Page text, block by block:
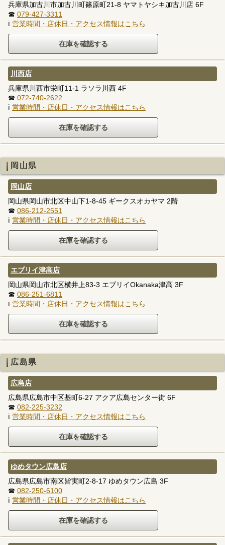
兵庫県加古川市加古川町篠原町21-8 ヤマトヤシキ加古川店 6F
☎ 079-427-3311
ℹ 営業時間・店休日・アクセス情報はこちら
川西店
兵庫県川西市栄町11-1 ラソラ川西 4F
☎ 072-740-2622
ℹ 営業時間・店休日・アクセス情報はこちら
岡山県
岡山店
岡山県岡山市北区中山下1-8-45 ギークスオカヤマ 2階
☎ 086-212-2551
ℹ 営業時間・店休日・アクセス情報はこちら
エブリイ津高店
岡山県岡山市北区横井上83-3 エブリイOkanaka津高 3F
☎ 086-251-6811
ℹ 営業時間・店休日・アクセス情報はこちら
広島県
広島店
広島県広島市中区基町6-27 アクア広島センター街 6F
☎ 082-225-3232
ℹ 営業時間・店休日・アクセス情報はこちら
ゆめタウン広島店
広島県広島市南区皆実町2-8-17 ゆめタウン広島 3F
☎ 082-250-6100
ℹ 営業時間・店休日・アクセス情報はこちら